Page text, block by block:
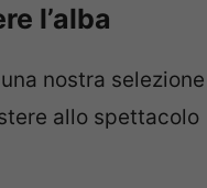
l’alba
nostra selezione
allo spettacolo